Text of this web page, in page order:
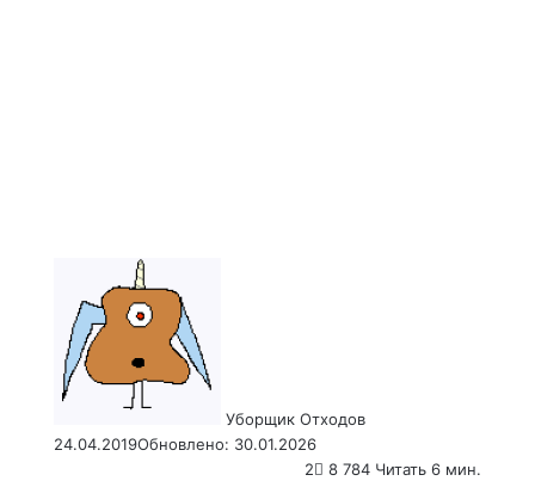
Уборщик Отходов
24.04.2019Обновлено: 30.01.2026
2
8 784 Читать 6 мин.